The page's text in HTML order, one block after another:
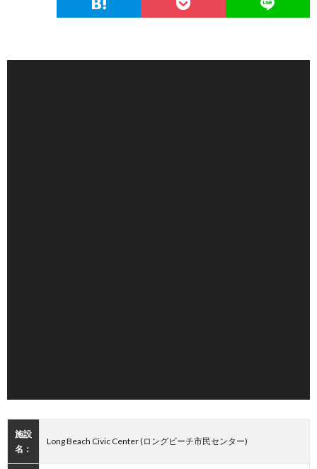
施設
名：
Long Beach Civic Center (ロングビーチ市民センター)